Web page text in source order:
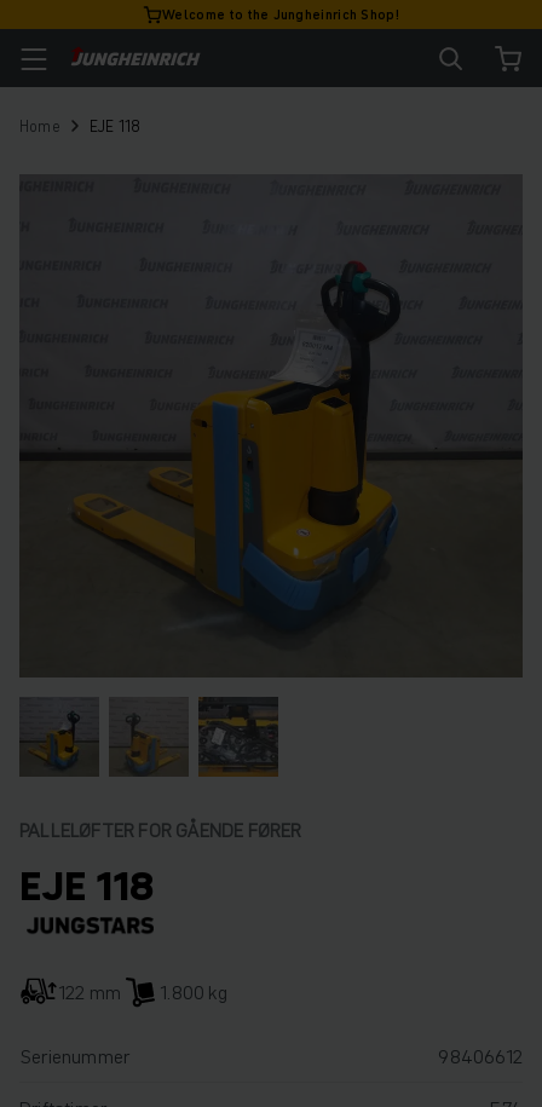
Welcome to the Jungheinrich Shop!
Home EJE 118
PALLELØFTER FOR GÅENDE FØRER
EJE 118
122 mm 1.800 kg
Serienummer
98406612